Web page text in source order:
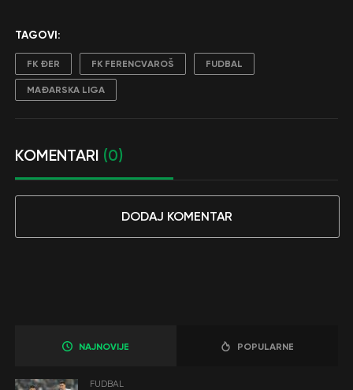
TAGOVI:
FK ĐER FK FERENCVAROŠ FUDBAL
MAĐARSKA LIGA
KOMENTARI (0)
DODAJ KOMENTAR
NAJNOVIJE POPULARNE
FUDBAL